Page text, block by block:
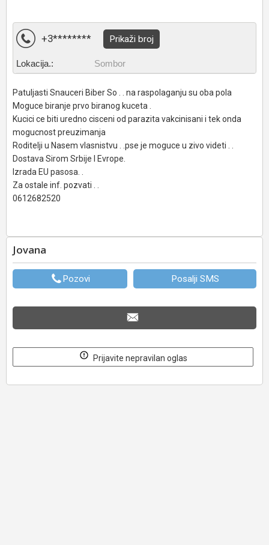
+3******** Prikaži broj
Lokacija.: Sombor
Patuljasti Snauceri Biber So . . na raspolaganju su oba pola
Moguce biranje prvo biranog kuceta .
Kucici ce biti uredno cisceni od parazita vakcinisani i tek onda
mogucnost preuzimanja
Roditelji u Nasem vlasnistvu . .pse je moguce u zivo videti . .
Dostava Sirom Srbije I Evrope.
Izrada EU pasosa. .
Za ostale inf. pozvati . .
0612682520
Jovana
Pozovi Posalji SMS
Prijavite nepravilan oglas